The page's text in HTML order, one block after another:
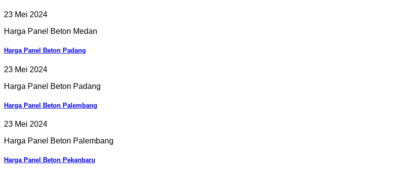
23 Mei 2024
Harga Panel Beton Medan
Harga Panel Beton Padang
23 Mei 2024
Harga Panel Beton Padang
Harga Panel Beton Palembang
23 Mei 2024
Harga Panel Beton Palembang
Harga Panel Beton Pekanbaru